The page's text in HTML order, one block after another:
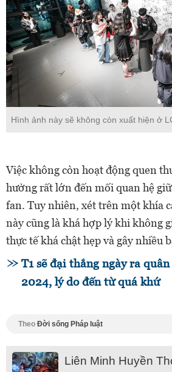
Hình ảnh này sẽ không còn xuất hiện ở
Việc không còn hoạt động quen
hưởng rất lớn đến mối quan hệ
fan. Tuy nhiên, xét trên một khía
này cũng là khá hợp lý khi không
thực tế khá chật hẹp và gây nhiều
T1 sẽ đại thắng ngày ra
2024, lý do đến từ quá khứ
Theo Đời sống Pháp luật
Liên Minh Huyền